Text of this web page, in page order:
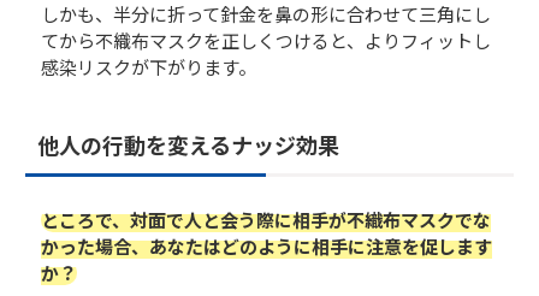
しかも、半分に折って針金を鼻の形に合わせて三角にし
てから不織布マスクを正しくつけると、よりフィットし
感染リスクが下がります。
他人の行動を変えるナッジ効果
ところで、対面で人と会う際に相手が不織布マスクでな
かった場合、あなたはどのように相手に注意を促します
か？